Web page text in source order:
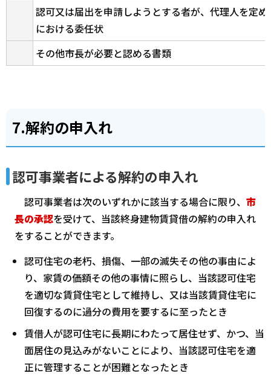
認可又は届出を申請しようとする者が、代理人を定め
における委任状
その他市長が必要と認める書類
7.解約の申入れ
認可事業者による解約の申入れ
認可事業者は次のいずれかに該当する場合に限り、 市
長の承認を受けて、当該終身建物賃貸借の解約の申入れ
をすることができます。
認可住宅の老朽、損傷、一部の滅失その他の事由によ
り、家賃の価額その他の事情に照らし、当該認可住宅
を適切な賃貸住宅として維持し、又は当該賃貸住宅に
回復するのに過分の費用を要するに至ったとき
賃借人が認可住宅に長期にわたって居住せず、かつ、当
面居住の見込みがないことにより、当該認可住宅を適
正に管理することが困難となったとき